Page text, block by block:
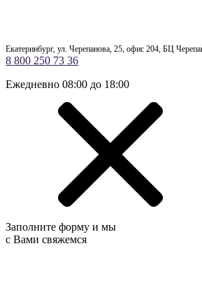
Екатеринбург, ул. Черепанова, 25, офис 204, БЦ
8 800 250 73 36
Ежедневно 08:00 до 18:00
Заполните форму и мы
с Вами свяжемся